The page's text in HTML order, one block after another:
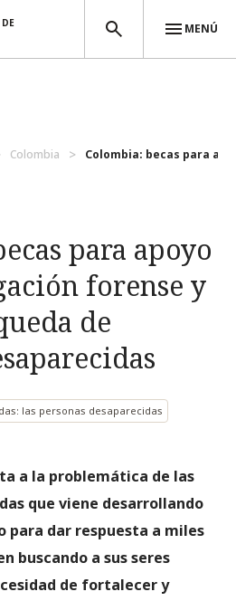
MENÚ
Colombia Colombia: becas para
para apoyo
forense y
de
las personas desaparecidas
a la problemática de las
que viene desarrollando
para dar respuesta a miles
buscando a sus seres
de fortalecer y